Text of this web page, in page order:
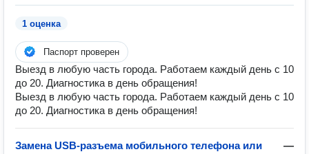
1 оценка
Паспорт проверен
Выезд в любую часть города. Работаем каждый день с 10
до 20. Диагностика в день обращения!
Выезд в любую часть города. Работаем каждый день с 10
до 20. Диагностика в день обращения!
Замена USB-разъема мобильного телефона или
—